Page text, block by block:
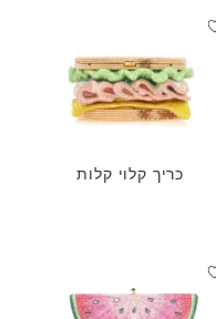
כריך קלוי קלות